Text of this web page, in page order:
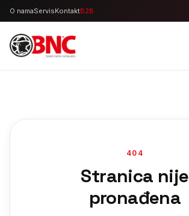
O namaServisKontaktB2B
404
Stranica nije
pronađena